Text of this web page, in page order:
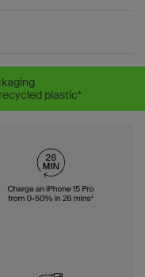
plastic*